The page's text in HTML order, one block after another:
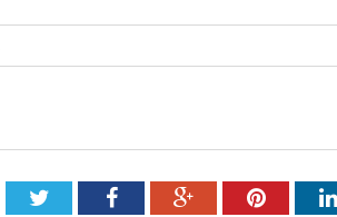
TwitterFacebookGoogle+Pinterest